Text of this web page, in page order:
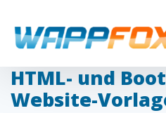
HTML- und
Website-